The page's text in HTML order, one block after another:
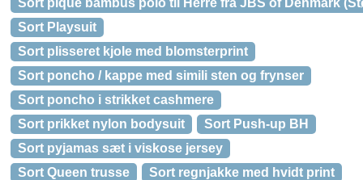
Sort pique bambus polo til Herre fra JBS of Denmark
Sort Playsuit
Sort plisseret kjole med blomsterprint
Sort poncho / kappe med simili sten og frynser
Sort poncho i strikket cashmere
Sort prikket nylon bodysuit
Sort Push-up BH
Sort pyjamas sæt i viskose jersey
Sort Queen trusse
Sort regnjakke med hvidt print